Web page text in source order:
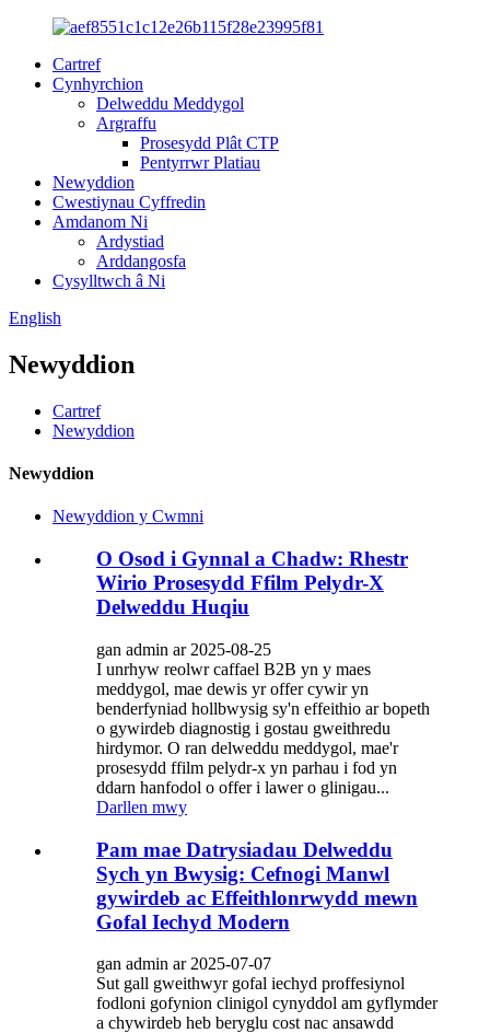
Cartref
Cynhyrchion
Delweddu Meddygol
Argraffu
Prosesydd Plât CTP
Pentyrrwr Platiau
Newyddion
Cwestiynau Cyffredin
Amdanom Ni
Ardystiad
Arddangosfa
Cysylltwch â Ni
English
Newyddion
Cartref
Newyddion
Newyddion
Newyddion y Cwmni
O Osod i Gynnal a Chadw: Rhestr
Wirio Prosesydd Ffilm Pelydr-X
Delweddu Huqiu
gan admin ar 2025-08-25
I unrhyw reolwr caffael B2B yn y maes
meddygol, mae dewis yr offer cywir yn
benderfyniad hollbwysig sy'n effeithio ar bopeth
o gywirdeb diagnostig i gostau gweithredu
hirdymor. O ran delweddu meddygol, mae'r
prosesydd ffilm pelydr-x yn parhau i fod yn
ddarn hanfodol o offer i lawer o glinigau...
Darllen mwy
Pam mae Datrysiadau Delweddu
Sych yn Bwysig: Cefnogi Manwl
gywirdeb ac Effeithlonrwydd mewn
Gofal Iechyd Modern
gan admin ar 2025-07-07
Sut gall gweithwyr gofal iechyd proffesiynol
fodloni gofynion clinigol cynyddol am gyflymder
a chywirdeb heb beryglu cost nac ansawdd